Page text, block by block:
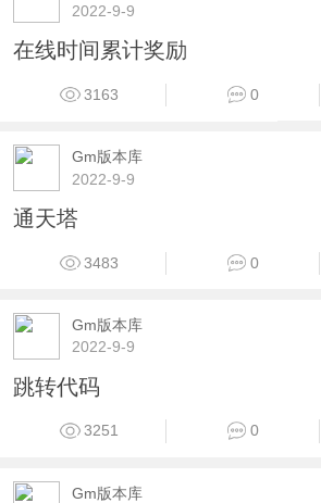
2022-9-9
在线时间累计奖励
3163 0
Gm版本库
2022-9-9
通天塔
3483 0
Gm版本库
2022-9-9
跳转代码
3251 0
Gm版本库